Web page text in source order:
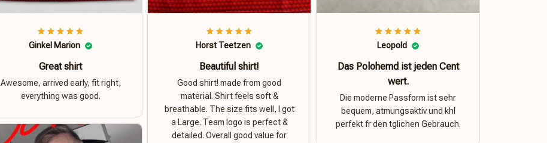
Ginkel Marion
Great shirt
Awesome, arrived early, fit right,
everything was good.
Horst Teetzen
Beautiful shirt!
Good shirt! made from good
material. Shirt feels soft &
breathable. The size fits well, I got
a Large. Team logo is perfect &
detailed. Overall good value for
Leopold
Das Polohemd ist jeden Cent
wert.
Die moderne Passform ist sehr
bequem, atmungsaktiv und khl
perfekt fr den tglichen Gebrauch.